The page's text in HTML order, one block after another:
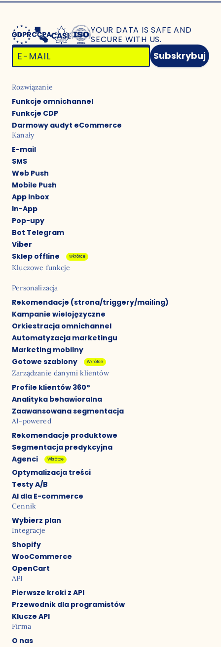
YOUR DATA IS SAFE AND
SECURE WITH US.
Subskrybuj
Rozwiązanie
Funkcje omnichannel
Funkcje CDP
Darmowy audyt eCommerce
Kanały
E-mail
SMS
Web Push
Mobile Push
App Inbox
In-App
Pop-upy
Bot Telegram
Viber
Sklep offline
Wkrótce
Kluczowe funkcje
Personalizacja
Rekomendacje (strona/triggery/mailing)
Kampanie wielojęzyczne
Orkiestracja omnichannel
Automatyzacja marketingu
Marketing mobilny
Gotowe szablony
Wkrótce
Zarządzanie danymi klientów
Profile klientów 360°
Analityka behawioralna
Zaawansowana segmentacja
AI-powered
Rekomendacje produktowe
Segmentacja predykcyjna
Agenci
Wkrótce
Optymalizacja treści
Testy A/B
AI dla E-commerce
Cennik
Wybierz plan
Integracje
Shopify
WooCommerce
OpenCart
API
Pierwsze kroki z API
Przewodnik dla programistów
Klucze API
Firma
O nas